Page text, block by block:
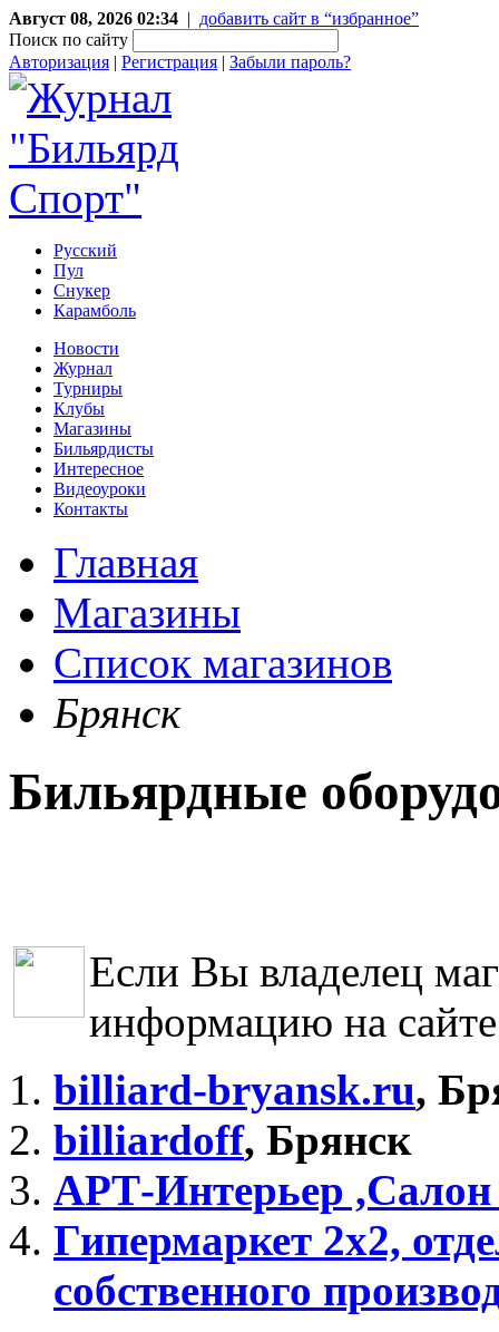
Август 08, 2026 02:34 | добавить сайт в “избранное”
Поиск по сайту
Авторизация | Регистрация | Забыли пароль?
Русский
Пул
Снукер
Карамболь
Новости
Журнал
Турниры
Клубы
Магазины
Бильярдисты
Интересное
Видеоуроки
Контакты
Главная
Магазины
Список магазинов
Брянск
Бильярдные
Если Вы владелец
информацию на
billiard-bryansk.ru,
billiardoff, Брянск
АРТ-Интерьер
Гипермаркет 2х2,
собственного